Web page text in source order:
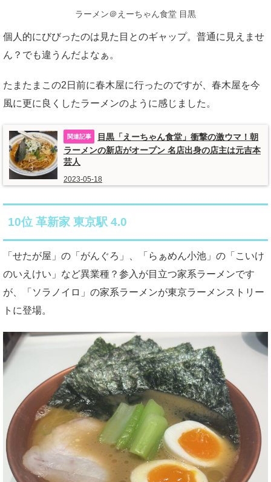
ラーメン＠えーちゃん食堂 目黒
個人的にびびったのは見た目とのギャップ。普通に見えませ
ん？でも違うんだよなぁ。
たまたまこの2日前に春木屋に行ったのですが、春木屋を今
風に更に良くしたラーメンのように感じました。
目黒「えーちゃん食堂」衝撃の激ウマ！朝
ラーメンの新店がオープン 名店出身の店主は元吉本
芸人
2023-05-18
10位 革新家 東京駅 4.0
「せたが屋」の「がんぐろ」、「らぁめん小池」の「こいけ
のいえけい」など異業種？参入が目立つ家系ラーメンです
が、「ソラノイロ」の家系ラーメンが東京ラーメンストリー
トに登場。